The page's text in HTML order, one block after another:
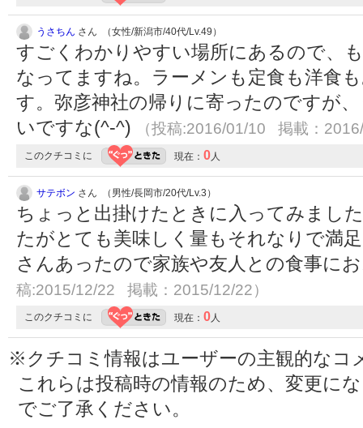
うさちん さん （女性/新潟市/40代/Lv.49）
すごくわかりやすい場所にあるので、
なってますね。ラーメンも定食も洋食
す。弥彦神社の帰りに寄ったのですが
いですな(^-^)
（投稿:2016/01/10 掲載：
このクチコミに 現在： 0 人
サテボン さん （男性/長岡市/20代/Lv.3）
ちょっと出掛けたときに入ってみまし
たがとても美味しく量もそれなりで満
さんあったので家族や友人との食事に
稿:2015/12/22 掲載：2015/12/22）
このクチコミに 現在： 0 人
※クチコミ情報はユーザーの主観的なコ
これらは投稿時の情報のため、変更に
でご了承ください。